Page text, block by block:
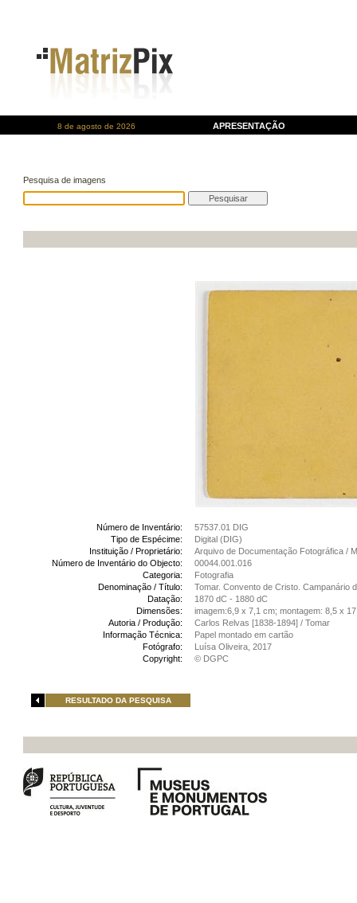
8 de agosto de 2026 APRESENTAÇÃO
Pesquisa de imagens
Número de Inventário:
57537.01 DIG
Tipo de Espécime:
Digital (DIG)
Instituição / Proprietário:
Arquivo de Documentação Fotográfica /
Número de Inventário do Objecto:
00044.001.016
Categoria:
Fotografia
Denominação / Título:
Tomar. Convento de Cristo. Campanário
Datação:
1870 dC - 1880 dC
Dimensões:
imagem:6,9 x 7,1 cm; montagem: 8,5 x
Autoria / Produção:
Carlos Relvas [1838-1894] / Tomar
Informação Técnica:
Papel montado em cartão
Fotógrafo:
Luísa Oliveira, 2017
Copyright:
© DGPC
RESULTADO DA PESQUISA